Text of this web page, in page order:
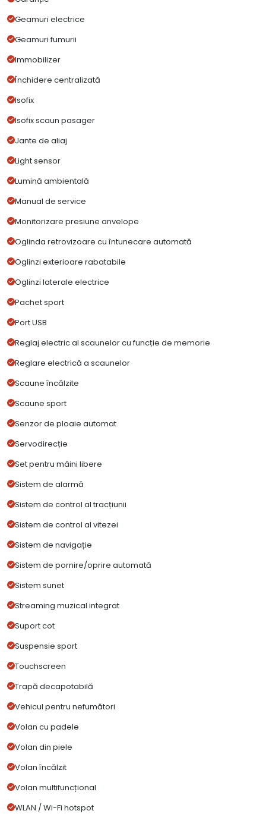
Geamuri electrice
Geamuri fumurii
Immobilizer
Închidere centralizată
Isofix
Isofix scaun pasager
Jante de aliaj
Light sensor
Lumină ambientală
Manual de service
Monitorizare presiune anvelope
Oglinda retrovizoare cu întunecare automată
Oglinzi exterioare rabatabile
Oglinzi laterale electrice
Pachet sport
Port USB
Reglaj electric al scaunelor cu funcție de memorie
Reglare electrică a scaunelor
Scaune încălzite
Scaune sport
Senzor de ploaie automat
Servodirecție
Set pentru mâini libere
Sistem de alarmă
Sistem de control al tracțiunii
Sistem de control al vitezei
Sistem de navigație
Sistem de pornire/oprire automată
Sistem sunet
Streaming muzical integrat
Suport cot
Suspensie sport
Touchscreen
Trapă decapotabilă
Vehicul pentru nefumători
Volan cu padele
Volan din piele
Volan încălzit
Volan multifuncțional
WLAN / Wi-Fi hotspot